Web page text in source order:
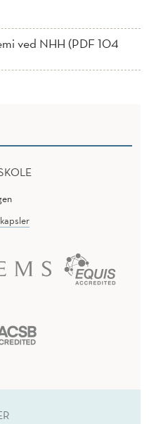
ved NHH (PDF 104